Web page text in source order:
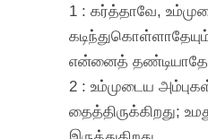
1 : கர்த்தாவே,
என்னைத்
2 : உம்முடைய
தைத்திருக்கிறது;